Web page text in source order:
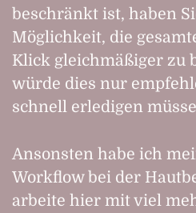
beschränkt ist, haben
Möglichkeit, die
Klick gleichmäßiger zu
würde dies nur
schnell erledigen
Ansonsten habe ich
Workflow bei der
arbeite hier mit viel